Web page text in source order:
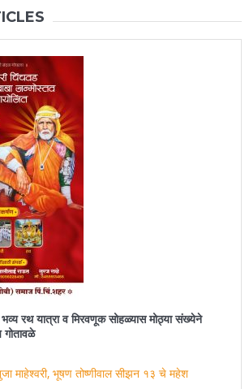
भव्य रथ यात्रा व मिरवणूक सोहळ्यास मोठ्या संख्येने
गोतावळे